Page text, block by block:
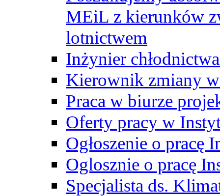
MEiL z kierunków
lotnictwem
Inżynier
Kierownik zmiany
Praca w biurze
Oferty pracy w
Ogłoszenie o pracę
Oglosznie o pracę
Specjalista ds.